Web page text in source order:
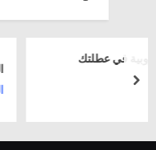
النرويج
next